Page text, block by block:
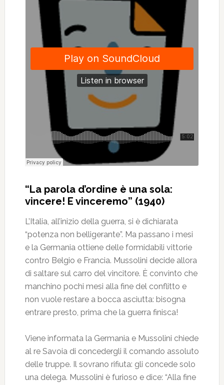
“La parola d’ordine è una sola:
vincere! E vinceremo” (1940)
L’Italia, all’inizio della guerra, si è dichiarata
“potenza non belligerante”. Ma passano i mesi
e la Germania ottiene delle formidabili vittorie
contro Belgio e Francia. Mussolini decide allora
di saltare sul carro del vincitore. È convinto che
manchino pochi mesi alla fine del conflitto e
non vuole restare a bocca asciutta: bisogna
entrare presto, prima che la guerra finisca!
Viene informata la Germania e Mussolini chiede
al re Savoia di concedergli il comando assoluto
delle truppe. Il sovrano rifiuta: gli concede solo
una delega. Mussolini è furioso e dice: “Alla fine